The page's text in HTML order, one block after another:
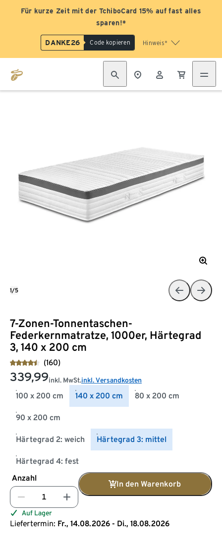
Für kurze Zeit mit der TchiboCard 15% auf fast alles
sparen!*
DANKE26 Code kopieren Hinweis*
7-Zonen-Tonnentaschen-
Federkernmatratze, 1000er, Härtegrad
3, 140 x 200 cm
(160)
339,99inkl. MwSt.inkl. Versandkosten
100 x 200 cm 140 x 200 cm 80 x 200 cm
90 x 200 cm
Härtegrad 2: weich Härtegrad 3: mittel
Härtegrad 4: fest
Anzahl
In den Warenkorb
Auf Lager
Liefertermin: Fr., 14.08.2026 - Di., 18.08.2026
1/5